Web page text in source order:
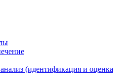
(идентификация и оценка